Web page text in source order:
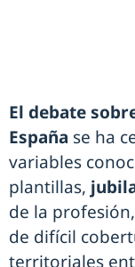
El debate
España se ha
variables
plantillas,
de la profesión,
de difícil
territoriales